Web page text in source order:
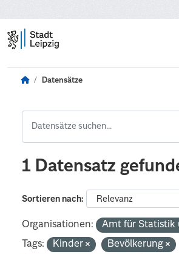
Datensätze
1 Datensatz
Sortieren nach
Organisationen:
Amt für Statistik
Tags:
Kinder
Bevölkerung